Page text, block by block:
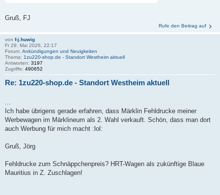
Gruß, FJ
Rufe den Beitrag auf
von f-j.huwig
Fr 29. Mai 2026, 22:17
Forum: Ankündigungen und Neuigkeiten
Thema: 1zu220-shop.de - Standort Westheim aktuell
Antworten: 3197
Zugriffe: 490652
Re: 1zu220-shop.de - Standort Westheim aktuell
...
Ich habe übrigens gerade erfahren, dass Märklin Fehldrucke meiner
Werbewagen im Märklineum als 2. Wahl verkauft. Schön, dass man dort
auch Werbung für mich macht :lol:
Gruß, Jörg
Fehldrucke zum Schnäppchenpreis? HRT-Wagen als zukünftige Blaue
Mauritius in Z. Zuschlagen!